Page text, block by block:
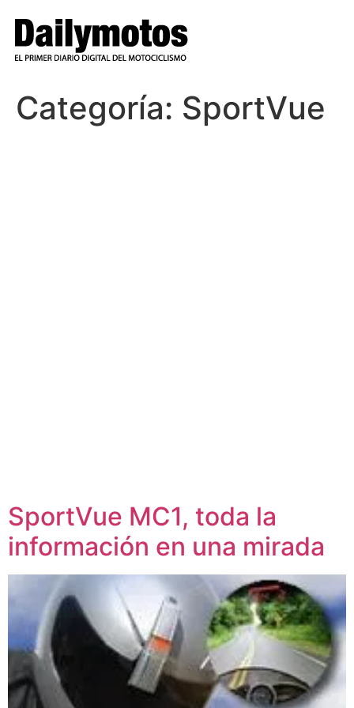
contenido
Categoría: SportVue
SportVue MC1, toda la
información en una mirada